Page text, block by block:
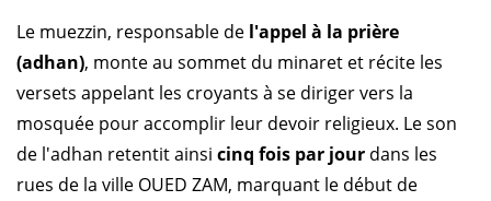
Le muezzin, responsable de l'appel à la prière
(adhan), monte au sommet du minaret et récite les
versets appelant les croyants à se diriger vers la
mosquée pour accomplir leur devoir religieux. Le son
de l'adhan retentit ainsi cinq fois par jour dans les
rues de la ville OUED ZAM, marquant le début de